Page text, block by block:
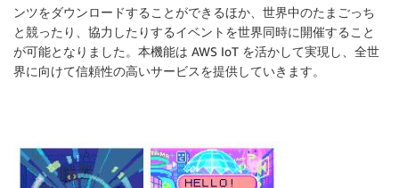
ンツをダウンロードすることができるほか、世界中のたまごっち
と競ったり、協力したりするイベントを世界同時に開催すること
が可能となりました。本機能は AWS IoT を活かして実現し、全世
界に向けて信頼性の高いサービスを提供していきます。